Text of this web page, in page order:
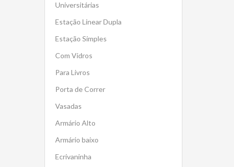
Universitárias
Estação Linear Dupla
Estação Simples
Com Vidros
Para Livros
Porta de Correr
Vasadas
Armário Alto
Armário baixo
Ecrivaninha